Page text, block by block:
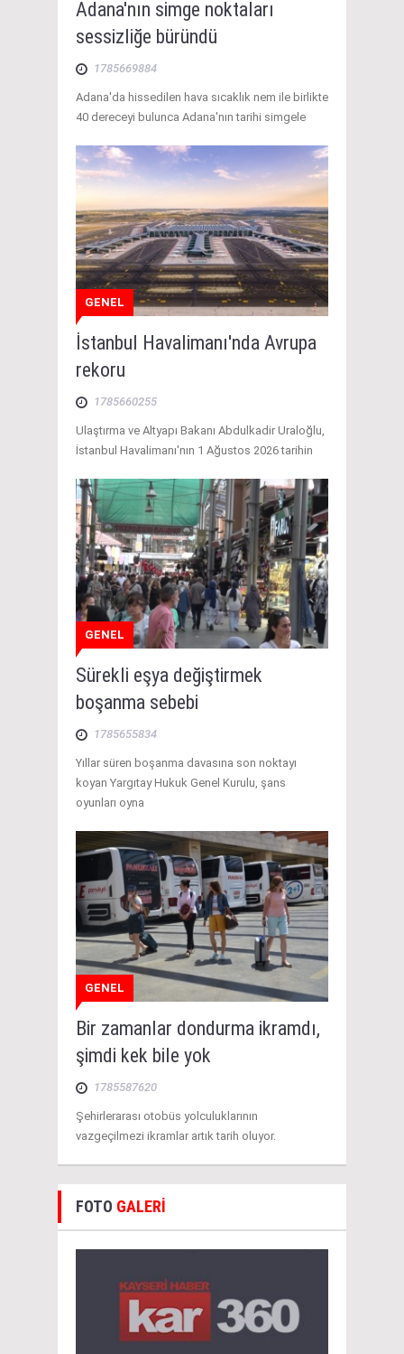
Adana'nın simge noktaları
sessizliğe büründü
1785669884
Adana'da hissedilen hava sıcaklık nem ile birlikte
40 dereceyi bulunca Adana'nın tarihi simgele
GENEL
İstanbul Havalimanı'nda Avrupa
rekoru
1785660255
Ulaştırma ve Altyapı Bakanı Abdulkadir Uraloğlu,
İstanbul Havalimanı'nın 1 Ağustos 2026 tarihin
GENEL
Sürekli eşya değiştirmek
boşanma sebebi
1785655834
Yıllar süren boşanma davasına son noktayı
koyan Yargıtay Hukuk Genel Kurulu, şans
oyunları oyna
GENEL
Bir zamanlar dondurma ikramdı,
şimdi kek bile yok
1785587620
Şehirlerarası otobüs yolculuklarının
vazgeçilmezi ikramlar artık tarih oluyor.
FOTO GALERİ